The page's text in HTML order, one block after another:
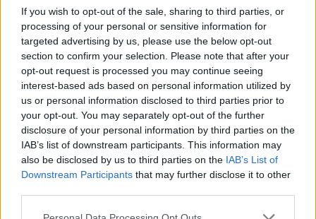
If you wish to opt-out of the sale, sharing to third parties, or
processing of your personal or sensitive information for
targeted advertising by us, please use the below opt-out
section to confirm your selection. Please note that after your
opt-out request is processed you may continue seeing
interest-based ads based on personal information utilized by
us or personal information disclosed to third parties prior to
your opt-out. You may separately opt-out of the further
disclosure of your personal information by third parties on the
IAB’s list of downstream participants. This information may
also be disclosed by us to third parties on the IAB’s List of
Downstream Participants that may further disclose it to other
Please note that this website/app uses one or more Google
spotkania . To kompletne źródło danych dla kibiców i pasjonatów
lokalnej piłki nożnej. Jeżeli aktualnie nie widzisz tutaj danych z pewnością
pracujemy nad tym żeby je uzupełnić.
Wynik meczu Florian Ostrowy Tuszowskie vs LKS Babicha
Po zakończeniu spotkania automatycznie publikujemyoficjalny wynik
spotkania, a także dane meczowe, jeśli są dostępne.
Pełny harmonogram rozgrywek dostępny jest tutaj:Rzeszów > Klasa A,
gr. III - terminarz.
Informacje o składach i strzelcach
W miarę dostępności danych, publikujemyskłady wyjściowe,
rezerwowych, zmiany oraz listę strzelców bramek. Informacje te